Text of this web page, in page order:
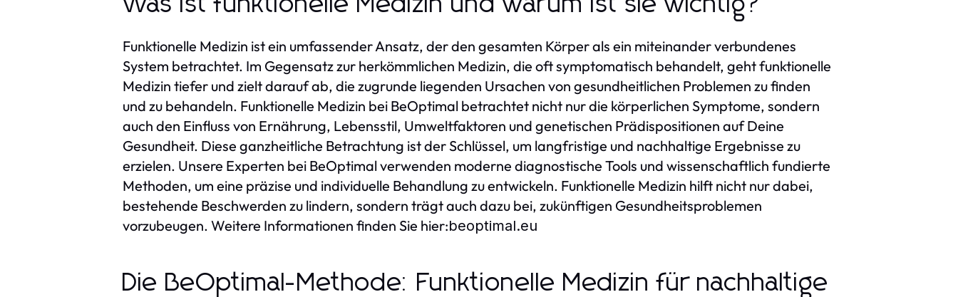
Funktionelle Medizin ist ein umfassender Ansatz, der den gesamten Körper als ein miteinander verbundenes
System betrachtet. Im Gegensatz zur herkömmlichen Medizin, die oft symptomatisch behandelt, geht funktionelle
Medizin tiefer und zielt darauf ab, die zugrunde liegenden Ursachen von gesundheitlichen Problemen zu finden
und zu behandeln. Funktionelle Medizin bei BeOptimal betrachtet nicht nur die körperlichen Symptome, sondern
auch den Einfluss von Ernährung, Lebensstil, Umweltfaktoren und genetischen Prädispositionen auf Deine
Gesundheit. Diese ganzheitliche Betrachtung ist der Schlüssel, um langfristige und nachhaltige Ergebnisse zu
erzielen. Unsere Experten bei BeOptimal verwenden moderne diagnostische Tools und wissenschaftlich fundierte
Methoden, um eine präzise und individuelle Behandlung zu entwickeln. Funktionelle Medizin hilft nicht nur dabei,
bestehende Beschwerden zu lindern, sondern trägt auch dazu bei, zukünftigen Gesundheitsproblemen
vorzubeugen. Weitere Informationen finden Sie hier:beoptimal.eu
Die BeOptimal-Methode: Funktionelle Medizin für nachhaltige